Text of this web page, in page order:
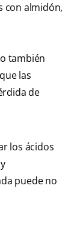
con almidón,
también
las
de
los ácidos
puede no